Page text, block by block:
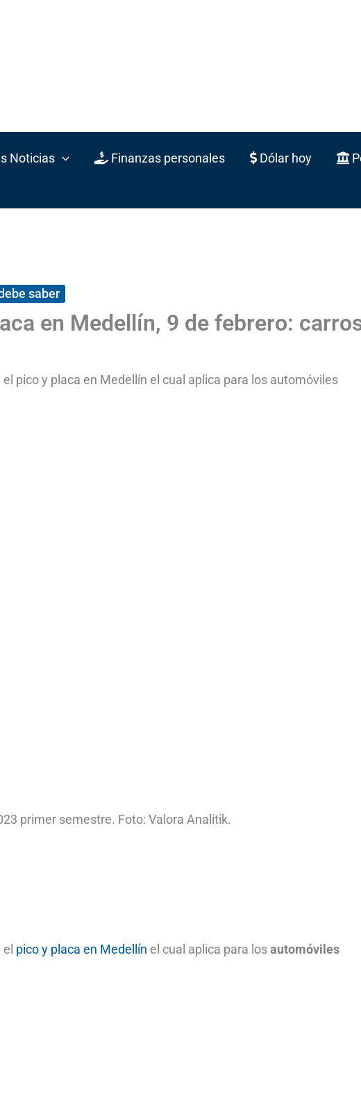
Noticias Finanzas personales Dólar hoy
saber
en Medellín, 9 de febrero:
pico y placa en Medellín el cual aplica para los automóviles
primer semestre. Foto: Valora Analitik.
pico y placa en Medellín el cual aplica para losautomóviles